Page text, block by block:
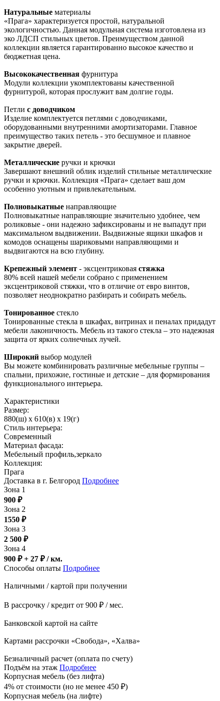
Натуральные материалы
«Прага» характеризуется простой, натуральной
экологичностью. Данная модульная система изготовлена из
эко ЛДСП стильных цветов. Преимуществом данной
коллекции является гарантированно высокое качество и
бюджетная цена.
Высококачественная фурнитура
Модули коллекции укомплектованы качественной
фурнитурой, которая прослужит вам долгие годы.
Петли с доводчиком
Изделие комплектуется петлями с доводчиками,
оборудованными внутренними амортизаторами. Главное
преимущество таких петель - это бесшумное и плавное
закрытие дверей.
Металлические ручки и крючки
Завершают внешний облик изделий стильные металлические
ручки и крючки. Коллекция «Прага» сделает ваш дом
особенно уютным и привлекательным.
Полновыкатные направляющие
Полновыкатные направляющие значительно удобнее, чем
роликовые - они надежно зафиксированы и не выпадут при
максимальном выдвижении. Выдвижные ящики шкафов и
комодов оснащены шариковыми направляющими и
выдвигаются на всю глубину.
Крепежный элемент - эксцентриковая стяжка
80% всей нашей мебели собрано с применением
эксцентриковой стяжки, что в отличие от евро винтов,
позволяет неоднократно разбирать и собирать мебель.
Тонированное стекло
Тонированные стекла в шкафах, витринах и пеналах придадут
мебели лаконичность. Мебель из такого стекла – это надежная
защита от ярких солнечных лучей.
Широкий выбор модулей
Вы можете комбинировать различные мебельные группы –
спальни, прихожие, гостиные и детские – для формирования
функционального интерьера.
Характеристики
Размер:
880(ш) x 610(в) x 19(г)
Стиль интерьера:
Современный
Материал фасада:
Мебельный профиль,зеркало
Коллекция:
Прага
Доставка в г. Белгород Подробнее
Зона 1
900 ₽
Зона 2
1550 ₽
Зона 3
2 500 ₽
Зона 4
900 ₽ + 27 ₽/ км.
Способы оплаты Подробнее
Наличными / картой при получении
В рассрочку / кредит от 900 ₽ / мес.
Банковской картой на сайте
Картами рассрочки «Свобода», «Халва»
Безналичный расчет (оплата по счету)
Подъём на этаж Подробнее
Корпусная мебель (без лифта)
4% от стоимости (но не менее 450 ₽)
Корпусная мебель (на лифте)